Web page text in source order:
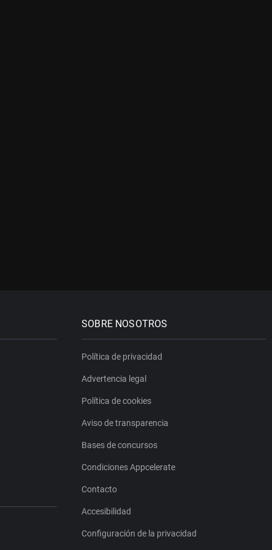
SOBRE NOSOTROS
Política de privacidad
Advertencia legal
Política de cookies
Aviso de transparencia
Bases de concursos
Condiciones Appcelerate
Contacto
Accesibilidad
Configuración de la privacidad